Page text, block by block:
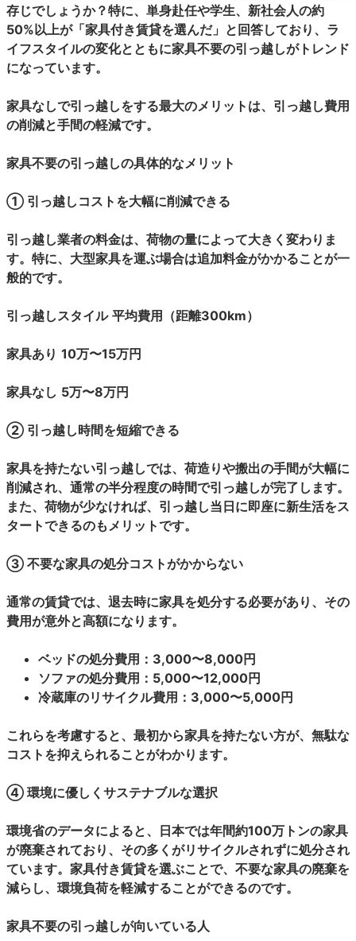
存じでしょうか？特に、単身赴任や学生、新社会人の約
50%以上が「家具付き賃貸を選んだ」と回答しており、ラ
イフスタイルの変化とともに家具不要の引っ越しがトレンド
になっています。
家具なしで引っ越しをする最大のメリットは、引っ越し費用
の削減と手間の軽減です。
家具不要の引っ越しの具体的なメリット
① 引っ越しコストを大幅に削減できる
引っ越し業者の料金は、荷物の量によって大きく変わりま
す。特に、大型家具を運ぶ場合は追加料金がかかることが一
般的です。
引っ越しスタイル 平均費用（距離300km）
家具あり 10万〜15万円
家具なし 5万〜8万円
② 引っ越し時間を短縮できる
家具を持たない引っ越しでは、荷造りや搬出の手間が大幅に
削減され、通常の半分程度の時間で引っ越しが完了します。
また、荷物が少なければ、引っ越し当日に即座に新生活をス
タートできるのもメリットです。
③ 不要な家具の処分コストがかからない
通常の賃貸では、退去時に家具を処分する必要があり、その
費用が意外と高額になります。
ベッドの処分費用：3,000〜8,000円
ソファの処分費用：5,000〜12,000円
冷蔵庫のリサイクル費用：3,000〜5,000円
これらを考慮すると、最初から家具を持たない方が、無駄な
コストを抑えられることがわかります。
④ 環境に優しくサステナブルな選択
環境省のデータによると、日本では年間約100万トンの家具
が廃棄されており、その多くがリサイクルされずに処分され
ています。家具付き賃貸を選ぶことで、不要な家具の廃棄を
減らし、環境負荷を軽減することができるのです。
家具不要の引っ越しが向いている人